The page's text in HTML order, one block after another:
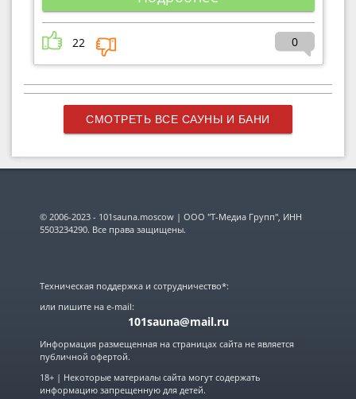
22 0
СМОТРЕТЬ ВСЕ САУНЫ И БАНИ
© 2006-2023 - 101sauna.moscow | ООО "Т-Медиа Групп", ИНН
5503234290. Все права защищены.
Техническая поддержка и сотрудничество*:
или пишите на e-mail:
101sauna@mail.ru
Информация размещенная на страницах сайта не является
публичной офертой.
18+ | Некоторые материалы сайта могут содержать
информацию запрещенную для детей.